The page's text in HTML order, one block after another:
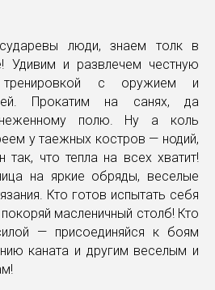
люди, знаем толк в
Удивим и развлечем честную
тренировкой с оружием и
Прокатим на санях, да
полю. Ну а коль
у таежных костров — нодий,
что тепла на всех хватит!
на яркие обряды, веселые
Кто готов испытать себя
масленичный столб! Кто
— присоединяйся к боям
каната и другим веселым и